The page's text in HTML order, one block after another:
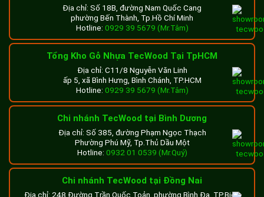
Địa chỉ: Số 18B, đường Nam Quốc Cang
phường Bến Thành, Tp.Hồ Chí Minh
Hotline: 0929 39 5679 (Mr.Tâm)
Tổng Kho Gỗ Nhựa TecWood Tại TpHCM
Địa chỉ: C11/8 Nguyễn Văn Linh
ấp 5, xã Bình Hưng, Bình Chánh, TP.HCM
Hotline: 0929 39 5679 (Mr.Tâm)
Chi nhánh TecWood tại Bình Dương
Địa chỉ: Số 385, đường Phạm Ngọc Thạch
Phường Phú Mỹ, Tp.Thủ Dầu Một
Hotline: 0932 01 0539 (Mr.Quý)
Chi nhánh TecWood tại Đồng Nai
Địa chỉ: 248 Đường Trần Quốc Toản, phường Bình Đa, TP.Biên